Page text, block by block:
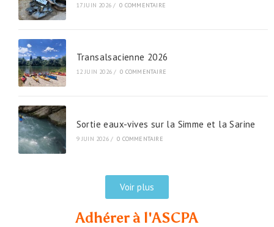
17 JUIN 2026 / 0 COMMENTAIRE
Transalsacienne 2026
12 JUIN 2026 / 0 COMMENTAIRE
Sortie eaux-vives sur la Simme et la Sarine
9 JUIN 2026 / 0 COMMENTAIRE
Voir plus
Adhérer à l'ASCPA